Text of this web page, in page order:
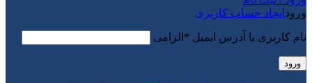
ورود ایجاد حساب کاربری
نام کاربری یا آدرس ایمیل * الزامی
ورود